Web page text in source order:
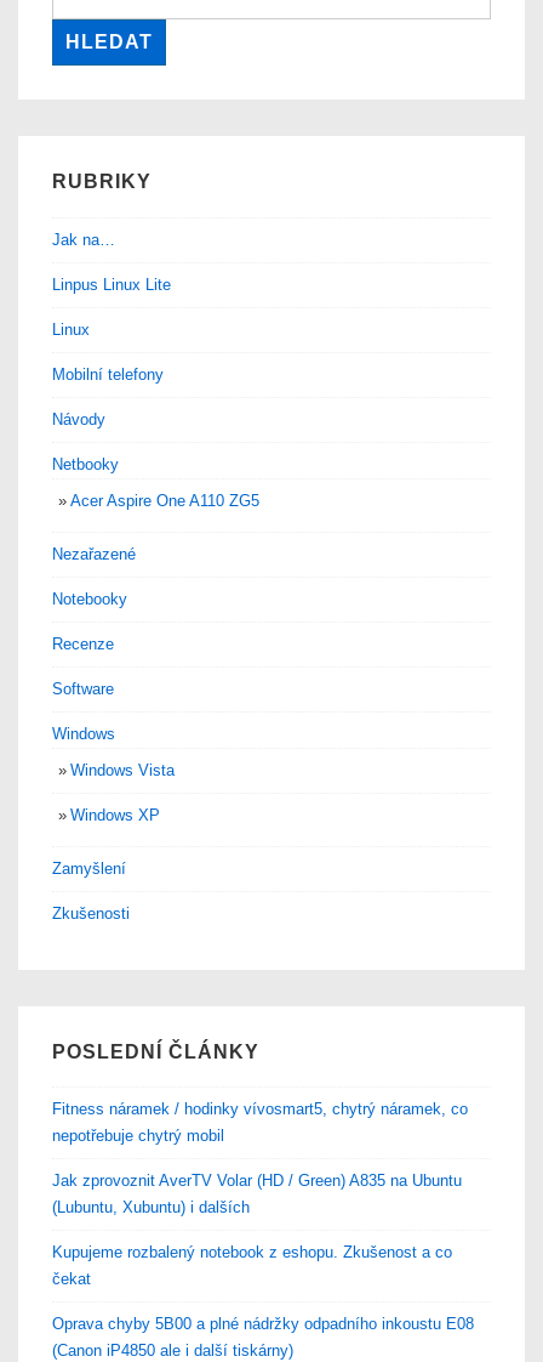
RUBRIKY
Jak na…
Linpus Linux Lite
Linux
Mobilní telefony
Návody
Netbooky
Acer Aspire One A110 ZG5
Nezařazené
Notebooky
Recenze
Software
Windows
Windows Vista
Windows XP
Zamyšlení
Zkušenosti
POSLEDNÍ ČLÁNKY
Fitness náramek / hodinky vívosmart5, chytrý náramek, co
nepotřebuje chytrý mobil
Jak zprovoznit AverTV Volar (HD / Green) A835 na Ubuntu
(Lubuntu, Xubuntu) i dalších
Kupujeme rozbalený notebook z eshopu. Zkušenost a co
čekat
Oprava chyby 5B00 a plné nádržky odpadního inkoustu E08
(Canon iP4850 ale i další tiskárny)